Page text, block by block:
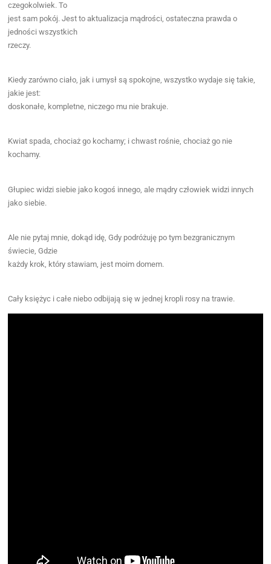
czegokolwiek. To
jest sam pokój. Jest to aktualizacja mądrości, ostateczna prawda o
jedności wszystkich
rzeczy.
Kiedy zarówno ciało, jak i umysł są spokojne, wszystko wydaje się takie,
jakie jest:
doskonałe, kompletne, niczego mu nie brakuje.
Kwiat spada, chociaż go kochamy; i chwast rośnie, chociaż go nie
kochamy.
Głupiec widzi siebie jako kogoś innego, ale mądry człowiek widzi innych
jako siebie.
Ale nie pytaj mnie, dokąd idę, Gdy podróżuję po tym bezgranicznym
świecie, Gdzie
każdy krok, który stawiam, jest moim domem.
Cały księżyc i całe niebo odbijają się w jednej kropli rosy na trawie.